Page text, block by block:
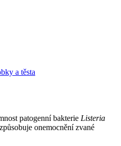
a těsta
patogenní bakterie Listeria
onemocnění zvané